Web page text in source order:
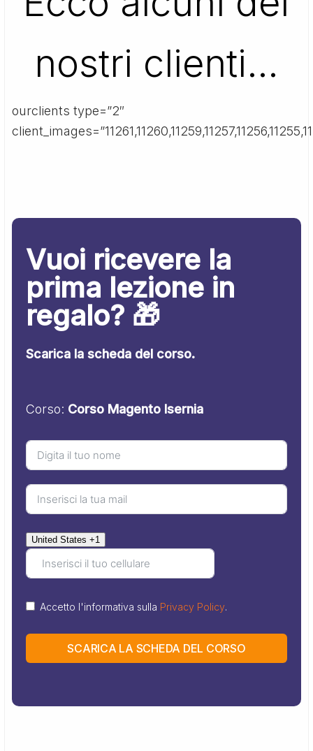
nostri clienti…
ourclients type=”2″
Vuoi ricevere la
prima lezione in
regalo? 🎁
Scarica la scheda del corso.
Corso: Corso Magento Isernia
United States +1
Accetto l'informativa sulla Privacy Policy.
SCARICA LA SCHEDA DEL CORSO